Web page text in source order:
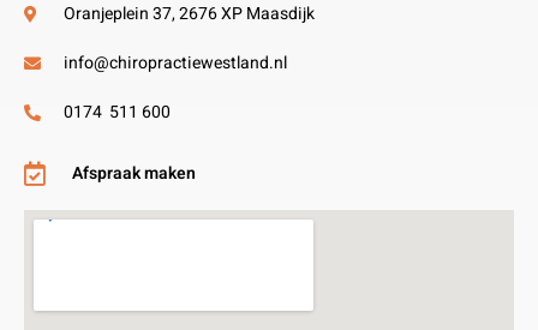
Oranjeplein 37, 2676 XP Maasdijk
info@chiropractiewestland.nl
0174 511 600
Afspraak maken